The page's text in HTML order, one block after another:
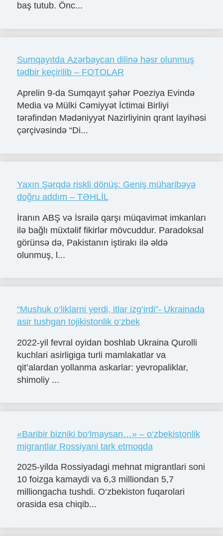
baş tutub. Önc...
Sumqayıtda Azərbaycan dilinə həsr olunmuş
tədbir keçirilib – FOTOLAR
Aprelin 9-da Sumqayıt şəhər Poeziya Evində
Media və Mülki Cəmiyyət İctimai Birliyi
tərəfindən Mədəniyyət Nazirliyinin qrant layihəsi
çərçivəsində “Di...
Yaxın Şərqdə riskli dönüş: Geniş müharibəyə
doğru addım – TƏHLİL
İranın ABŞ və İsrailə qarşı müqavimət imkanları
ilə bağlı müxtəlif fikirlər mövcuddur. Paradoksal
görünsə də, Pakistanın iştirakı ilə əldə
olunmuş, l...
“Mushuk o‘liklarni yerdi, itlar izg‘irdi”- Ukrainada
asir tushgan tojikistonlik o‘zbek
2022-yil fevral oyidan boshlab Ukraina Qurolli
kuchlari asirligiga turli mamlakatlar va
qit’alardan yollanma askarlar: yevropaliklar,
shimoliy ...
«Baribir bizniki bo‘lmaysan…» – o‘zbekistonlik
migrantlar Rossiyani tark etmoqda
2025-yilda Rossiyadagi mehnat migrantlari soni
10 foizga kamaydi va 6,3 milliondan 5,7
milliongacha tushdi. O‘zbekiston fuqarolari
orasida esa chiqib...